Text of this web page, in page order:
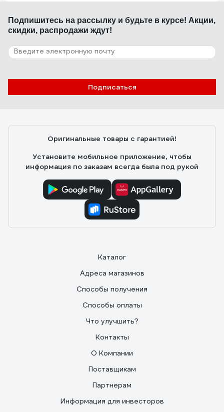
Компактная, мощная пушка. Покупал для гаража 20 м2.
За час температура поднялась на 10 градусов.
Отзыв о QUATTRO ELEMENTI QE-3000
ETN 649-257
Евгений 12.11.2016
Цена- качество. Приятный внешний вид. Качество
Подпишитесь на рассылку и будьте в курсе! Акции,
скидки, распродажи ждут!
Подписаться
Оригинальные товары с гарантией!
Установите мобильное приложение, чтобы
информация по заказам всегда была под рукой
Каталог
Адреса магазинов
Способы получения
Способы оплаты
Что улучшить?
Контакты
О Компании
Поставщикам
Партнерам
Информация для инвесторов